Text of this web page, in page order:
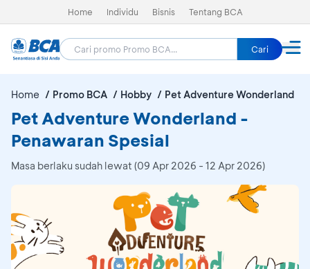
Home Individu Bisnis Tentang BCA
Cari
Home Promo BCA Hobby Pet Adventure Wonderland
Pet Adventure Wonderland -
Penawaran Spesial
Masa berlaku sudah lewat (09 Apr 2026 - 12 Apr 2026)